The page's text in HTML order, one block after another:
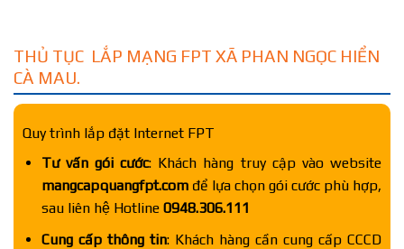
THỦ TỤC LẮP MẠNG FPT XÃ PHAN NGỌC HIỂN
CÀ MAU.
Quy trình lắp đặt Internet FPT
Tư vấn gói cước: Khách hàng truy cập vào website
mangcapquangfpt.comđể lựa chọn gói cước phù hợp,
sau liên hệ Hotline 0948.306.111
Cung cấp thông tin: Khách hàng cần cung cấp CCCD